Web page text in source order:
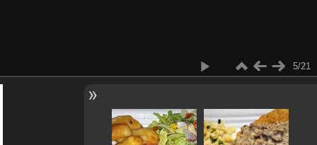
5/21